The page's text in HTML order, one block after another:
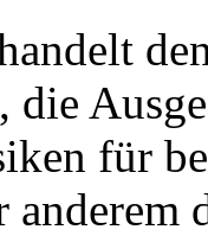
die
für